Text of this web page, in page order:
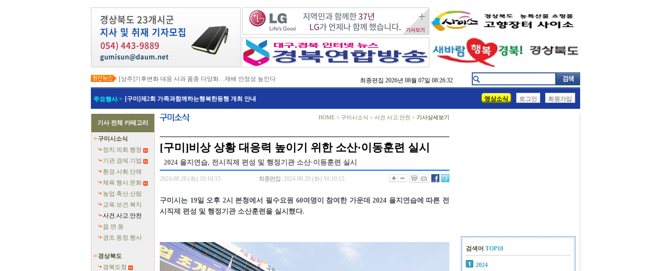
[상주]기후변화 대응 사과 품종 다양화…재배 안정성 높인다
[봉화]‘K-베트남 밸리 특구’ 최종 지정…3,476억 투입
[김천]지방세입 체납관리단 본격 가동…맞춤형 징수 나선다
[고령]가뭄 장기화 총력 대응…농업용수 확보 긴급 지원
[경주]경주역 KTX·KTX-이음 증편…수도권 접근성 높인다
[경북교육청]‘수리력+ 웹 콘텐츠’ 개발…맞춤형 수학 학습 지원
[경북도청]‘말산업 특구’ 키운다…한국마사회 영천 유치 공동전선
[구미]예능 타고 뜬 구미 관광…‘갓 튀긴 라면’ 판매량 6배 껑충
[경북교육청]일본 방위백서 독도 영유권 주장 강력 규탄
최종편집 2026년 08월 07일 08:26:32
주요행사 > [구미]제2회 가족과함께하는행복한동행 개최 안내 영상소식 로그인 회원가입
기사 전체 카테고리
구미시소식
정치.의회.행정
기관.경제.기업
환경.사회.단체
체육.행사.문화
농업.축산.산림
교육.보건.복지
사건.사고.안전
읍.면.동
경조.동정.행사
경상북도
경북도청
HOME > 구미시소식 > 사건.사고.안전 > 기사상세보기
[구미]비상 상황 대응력 높이기 위한 소산·이동훈련 실시
2024 을지연습, 전시직제 편성 및 행정기관 소산·이동훈련 실시
2024.08.20 (화) 10:10:15 최종편집 :2024.08.20 (화) 10:10:15
구미시는 19일 오후 2시 본청에서 필수요원 60여명이 참여한 가운데 2024 을지연습에 따른 전
시직제 편성 및 행정기관 소산훈련을 실시했다.
검색어 TOP10
2024